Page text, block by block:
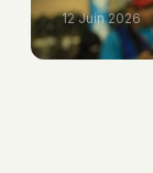
12 Juin 2026